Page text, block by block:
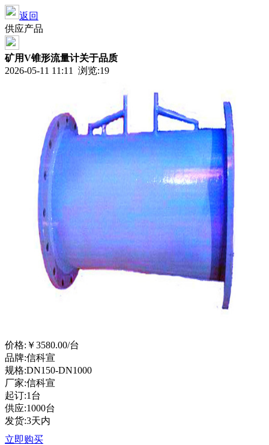
返回
供应产品
矿用V锥形流量计关于品质
2026-05-11 11:11 浏览:19
价格: ￥3580.00/台
品牌:信科宣
规格:DN150-DN1000
厂家:信科宣
起订:1台
供应:1000台
发货:3天内
立即购买